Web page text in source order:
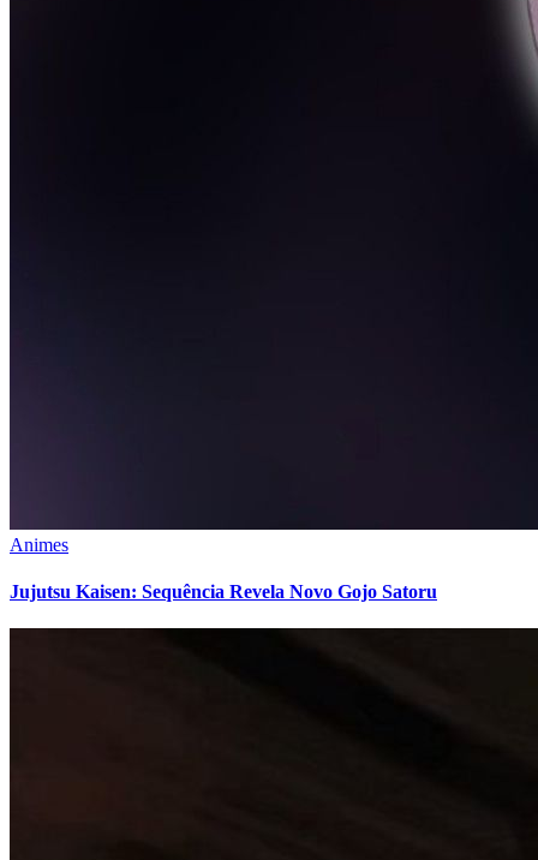
Animes
Jujutsu Kaisen: Sequência Revela Novo Gojo Satoru